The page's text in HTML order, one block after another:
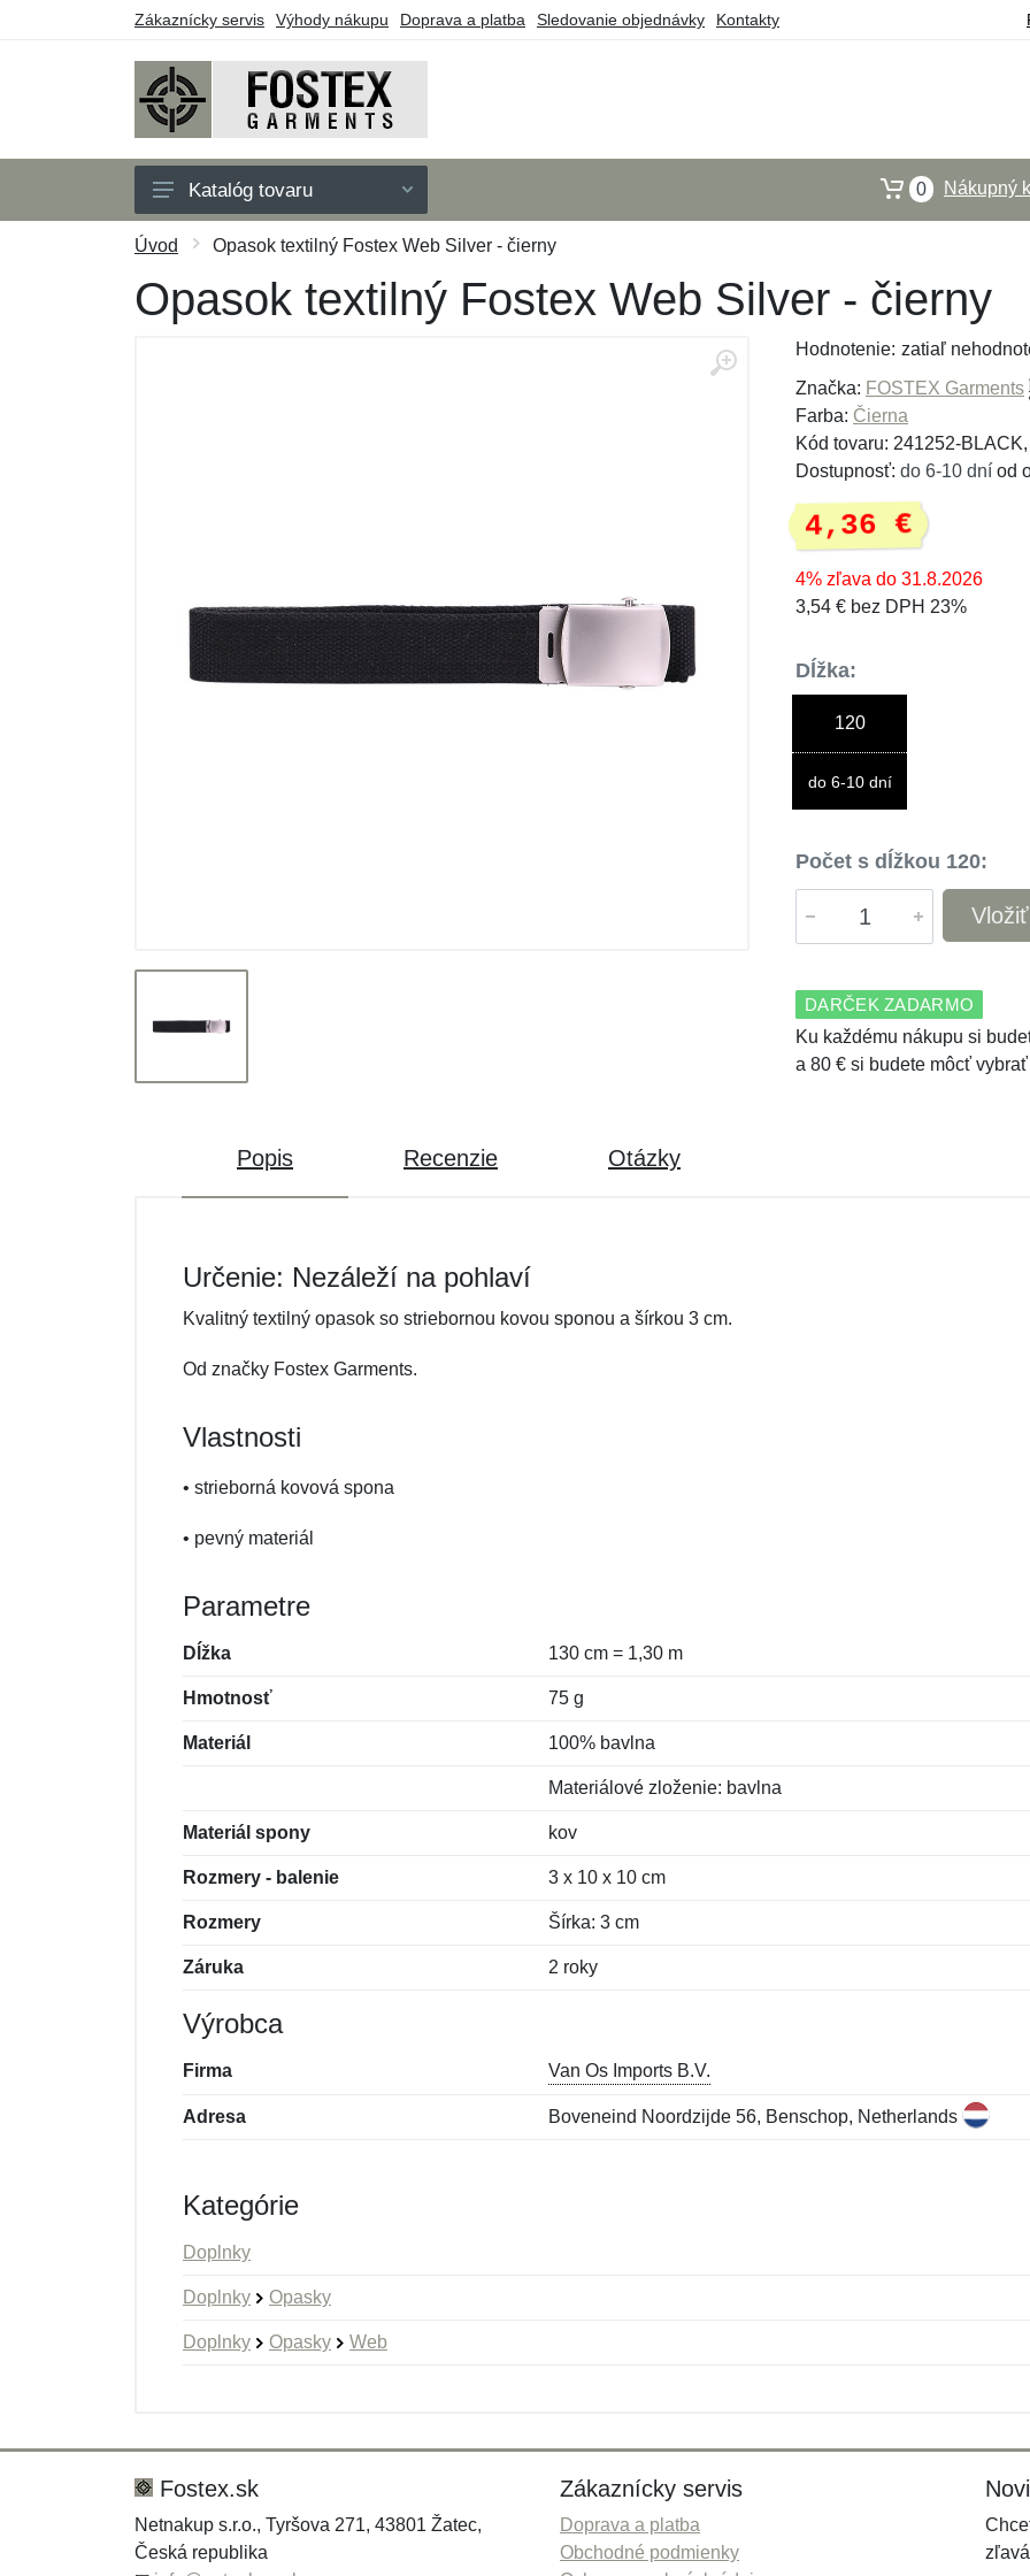
Zákaznícky servis Výhody nákupu Doprava a platba Sledovanie objednávky Kontakty
Pánske
Detské
Doplnky
Katalóg tovaru 0 Nákupný
Úvod Opasok textilný Fostex Web Silver - čierny
Opasok textilný Fostex Web Silver - čierny
Hodnotenie: zatiaľ
Značka: FOSTEX Garments
Farba: Čierna
Kód tovaru: 241252-
Dostupnosť: do 6-10 dní od
4,36 €
4% zľava do 31.8.2026
3,54 € bez DPH 23%
Dĺžka:
120
do 6-10 dní
Počet s dĺžkou 120:
DARČEK ZADARMO
Ku každému nákupu si
a 80 € si budete môcť
Popis Recenzie Otázky
Určenie: Nezáleží na pohlaví
Kvalitný textilný opasok so striebornou kovou sponou a šírkou 3 cm.
Od značky Fostex Garments.
Vlastnosti
• strieborná kovová spona
• pevný materiál
Parametre
Dĺžka 130 cm = 1,30 m
Hmotnosť 75 g
Materiál 100% bavlna
Materiálové zloženie: bavlna
Materiál spony kov
Rozmery - balenie 3 x 10 x 10 cm
Rozmery Šírka: 3 cm
Záruka 2 roky
Výrobca
Firma Van Os Imports B.V.
Adresa Boveneind Noordzijde 56, Benschop, Netherlands
Kategórie
Doplnky
Doplnky Opasky
Doplnky Opasky Web
Správa*
Správa*
Fostex.sk
Netnakup s.r.o., Tyršova 271, 43801 Žatec,
Česká republika
Zákaznícky servis
Doprava a platba
Obchodné podmienky